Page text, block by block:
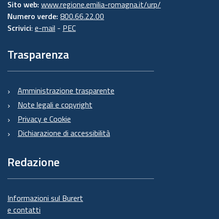
Sito web: www.regione.emilia-romagna.it/urp/
Numero verde: 800.66.22.00
Scrivici: e-mail - PEC
Trasparenza
Amministrazione trasparente
Note legali e copyright
Privacy e Cookie
Dichiarazione di accessibilità
Redazione
Informazioni sul Burert
e contatti